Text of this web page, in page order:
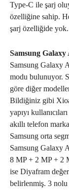
Type-C ile şarj
özelliğine sahip.
şarj özelliğide yok.
Samsung
Samsung Galaxy
modu bulunuyor.
göre diğer
Bildiğiniz gibi
yapıyı
akıllı telefon
Samsung orta
Samsung Galaxy
8 MP + 2 MP + 2
ise Diyafram
belirlenmiş. 3